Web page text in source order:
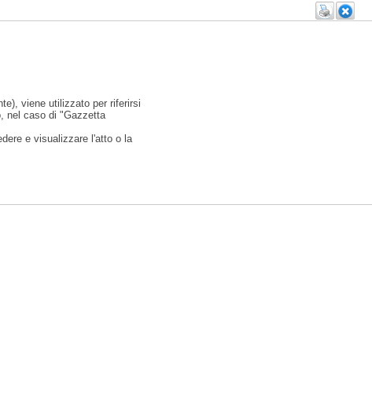
viene utilizzato per riferirsi
nel caso di "Gazzetta
e visualizzare l'atto o la